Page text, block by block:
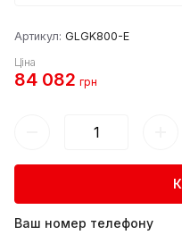
Артикул: GLGK800-E
Ціна
84 082 грн
Ваш номер телефону